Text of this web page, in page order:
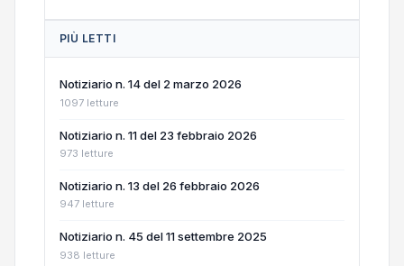
PIÙ LETTI
Notiziario n. 14 del 2 marzo 2026
1097 letture
Notiziario n. 11 del 23 febbraio 2026
973 letture
Notiziario n. 13 del 26 febbraio 2026
947 letture
Notiziario n. 45 del 11 settembre 2025
938 letture